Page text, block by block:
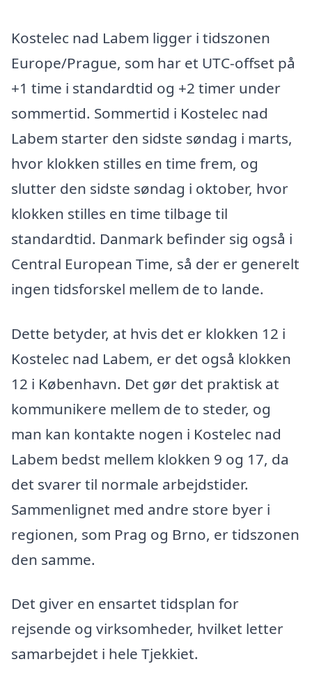
Kostelec nad Labem ligger i tidszonen
Europe/Prague, som har et UTC-offset på
+1 time i standardtid og +2 timer under
sommertid. Sommertid i Kostelec nad
Labem starter den sidste søndag i marts,
hvor klokken stilles en time frem, og
slutter den sidste søndag i oktober, hvor
klokken stilles en time tilbage til
standardtid. Danmark befinder sig også i
Central European Time, så der er generelt
ingen tidsforskel mellem de to lande.
Dette betyder, at hvis det er klokken 12 i
Kostelec nad Labem, er det også klokken
12 i København. Det gør det praktisk at
kommunikere mellem de to steder, og
man kan kontakte nogen i Kostelec nad
Labem bedst mellem klokken 9 og 17, da
det svarer til normale arbejdstider.
Sammenlignet med andre store byer i
regionen, som Prag og Brno, er tidszonen
den samme.
Det giver en ensartet tidsplan for
rejsende og virksomheder, hvilket letter
samarbejdet i hele Tjekkiet.